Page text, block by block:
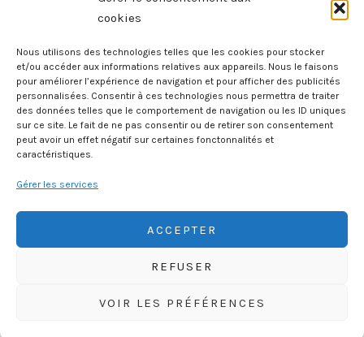
cookies
Nous utilisons des technologies telles que les cookies pour stocker
et/ou accéder aux informations relatives aux appareils. Nous le faisons
pour améliorer l’expérience de navigation et pour afficher des publicités
personnalisées. Consentir à ces technologies nous permettra de traiter
des données telles que le comportement de navigation ou les ID uniques
sur ce site. Le fait de ne pas consentir ou de retirer son consentement
peut avoir un effet négatif sur certaines fonctonnalités et
caractéristiques.
Gérer les services
ACCEPTER
REFUSER
VOIR LES PRÉFÉRENCES
Plateforme
1 août 2026
HISTOIREGEOBD.COM